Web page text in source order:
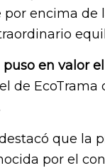
por encima
en valor
de
que la
por el